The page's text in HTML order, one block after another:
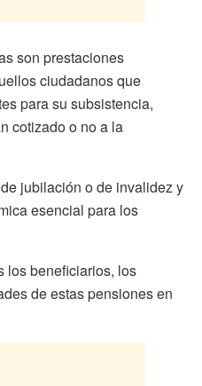
son prestaciones
ciudadanos que
para su subsistencia,
cotizado o no a la
jubilación o de invalidez y
esencial para los
los beneficiarios, los
de estas pensiones en